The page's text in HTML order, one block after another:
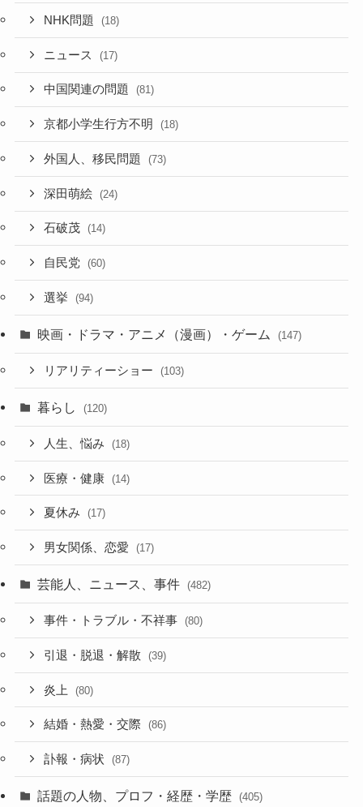
NHK問題 (18)
ニュース (17)
中国関連の問題 (81)
京都小学生行方不明 (18)
外国人、移民問題 (73)
深田萌絵 (24)
石破茂 (14)
自民党 (60)
選挙 (94)
映画・ドラマ・アニメ（漫画）・ゲーム (147)
リアリティーショー (103)
暮らし (120)
人生、悩み (18)
医療・健康 (14)
夏休み (17)
男女関係、恋愛 (17)
芸能人、ニュース、事件 (482)
事件・トラブル・不祥事 (80)
引退・脱退・解散 (39)
炎上 (80)
結婚・熱愛・交際 (86)
訃報・病状 (87)
話題の人物、プロフ・経歴・学歴 (405)